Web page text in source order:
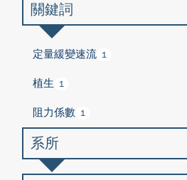
關鍵詞
定量緩變速流 1
植生 1
阻力係數 1
系所